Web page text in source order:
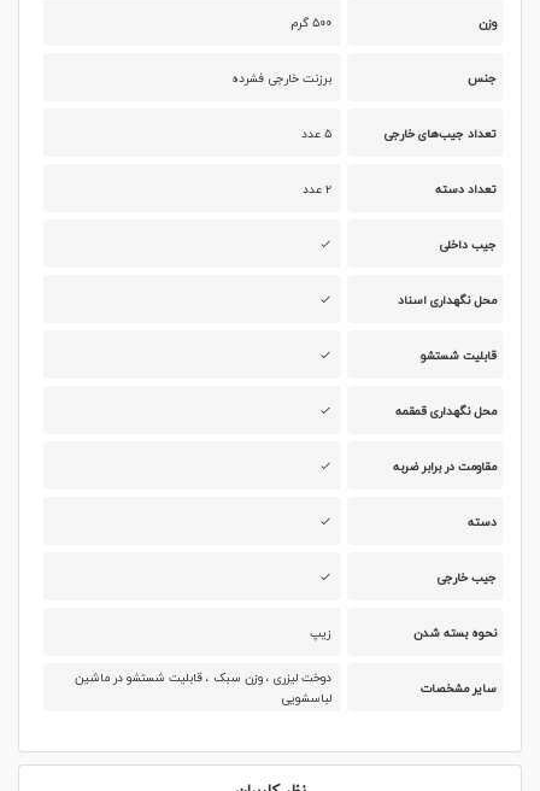
وزن ۵۰۰ گرم
جنس برزنت خارجی فشرده
تعداد جیب‌های خارجی ۵ عدد
تعداد دسته
جیب داخلی
محل نگهداری اسناد
قابلیت شستشو
محل نگهداری قمقمه
مقاومت در برابر ضربه
دسته
جیب خارجی
نحوه بسته شدن زیپ
سایر مشخصات
دوخت لیزری ، وزن سبک ، قابلیت شستشو در ماشین
لباسشویی